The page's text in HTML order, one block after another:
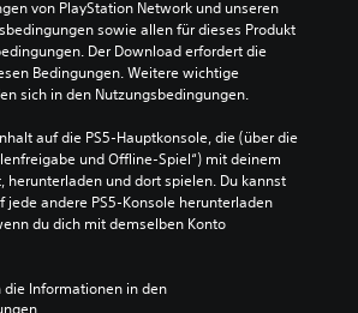
von PlayStation Network und unseren
sowie allen für dieses Produkt
Der Download erfordert die
Bedingungen. Weitere wichtige
sich in den Nutzungsbedingungen.
auf die PS5-Hauptkonsole, die (über die
und Offline-Spiel“) mit deinem
herunterladen und dort spielen. Du kannst
jede andere PS5-Konsole herunterladen
du dich mit demselben Konto
die Informationen in den